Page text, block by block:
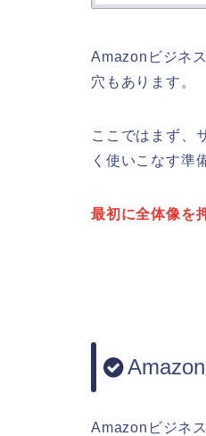
Amazonビジネ
穴もあります。
ここではまず、
く使いこなす準
最初に全体像を
Amazonビジネ